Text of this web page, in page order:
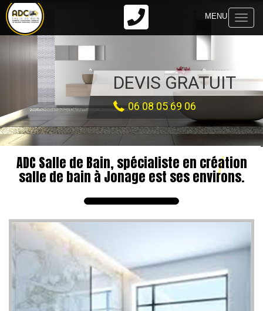
DEVIS GRATUIT
06 08 05 69 06
ADC Salle de Bain, spécialiste en création
salle de bain à Jonage est ses environs.